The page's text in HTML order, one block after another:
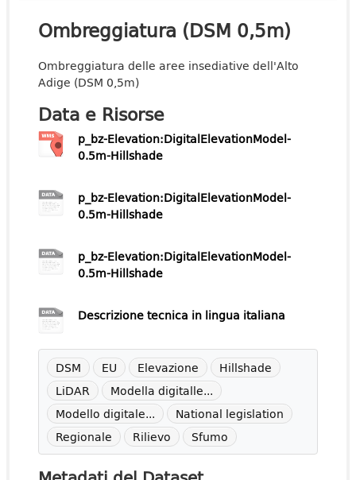
Ombreggiatura (DSM 0,5m)
Ombreggiatura delle aree insediative dell'Alto
Adige (DSM 0,5m)
Data e Risorse
p_bz-Elevation:DigitalElevationModel-
0.5m-Hillshade
p_bz-Elevation:DigitalElevationModel-
0.5m-Hillshade
p_bz-Elevation:DigitalElevationModel-
0.5m-Hillshade
Descrizione tecnica in lingua italiana
DSM EU Elevazione
Hillshade
LiDAR
Modella digitalle...
Modello digitale...
National legislation
Regionale
Rilievo Sfumo